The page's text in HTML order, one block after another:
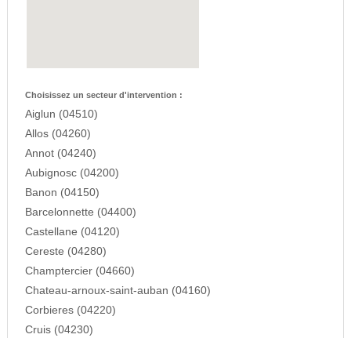
Choisissez un secteur d'intervention :
Aiglun (04510)
Allos (04260)
Annot (04240)
Aubignosc (04200)
Banon (04150)
Barcelonnette (04400)
Castellane (04120)
Cereste (04280)
Champtercier (04660)
Chateau-arnoux-saint-auban (04160)
Corbieres (04220)
Cruis (04230)